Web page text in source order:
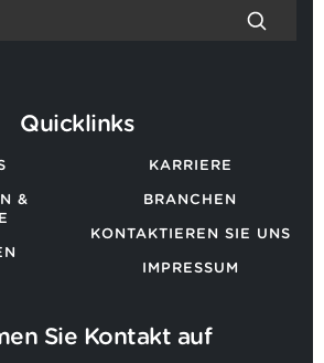
Quicklinks
&
KARRIERE
BRANCHEN
KONTAKTIEREN SIE UNS
IMPRESSUM
Sie Kontakt auf